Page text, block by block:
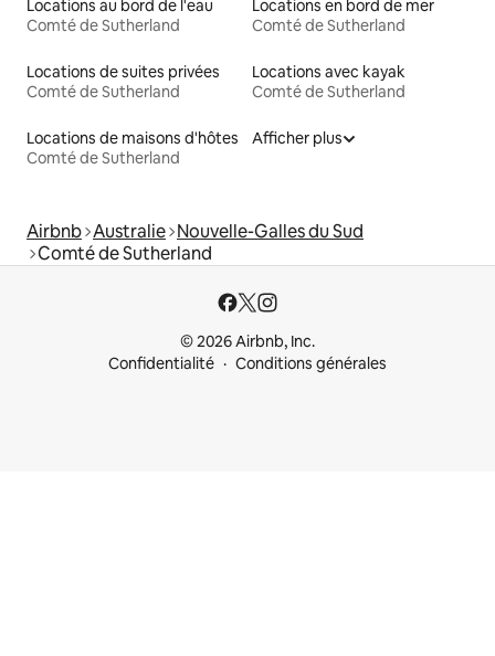
Locations au bord de l'eau
Comté de Sutherland
Locations en bord de mer
Comté de Sutherland
Locations de suites privées
Comté de Sutherland
Locations avec kayak
Comté de Sutherland
Locations de maisons d'hôtes
Comté de Sutherland
Afficher plus
Airbnb Australie Nouvelle-Galles du Sud
Comté de Sutherland
© 2026 Airbnb, Inc.
Confidentialité
Conditions générales